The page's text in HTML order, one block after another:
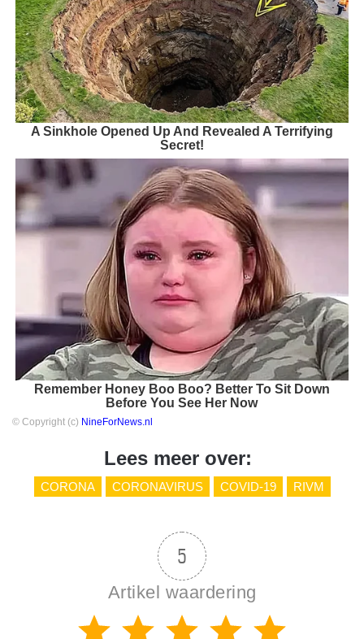
A Sinkhole Opened Up And Revealed A Terrifying
Secret!
Remember Honey Boo Boo? Better To Sit Down
Before You See Her Now
© Copyright (c) NineForNews.nl
Lees meer over:
CORONA CORONAVIRUS COVID-19 RIVM
5
Artikel waardering